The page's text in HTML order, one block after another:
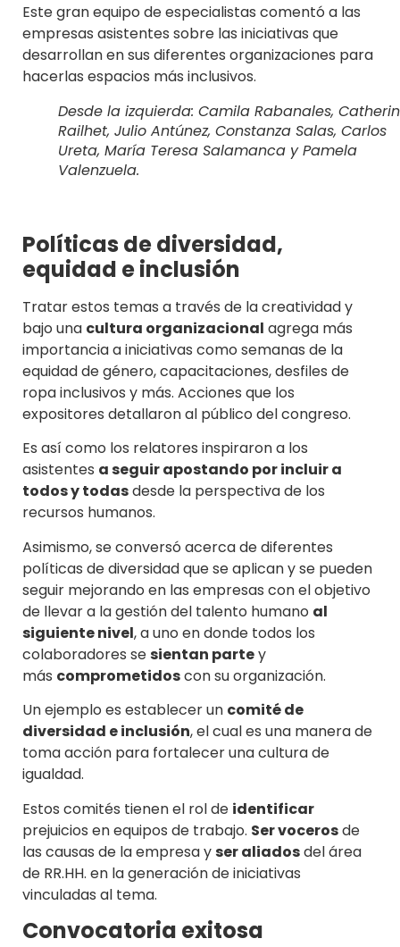
Este gran equipo de especialistas comentó a las
empresas asistentes sobre las iniciativas que
desarrollan en sus diferentes organizaciones para
hacerlas espacios más inclusivos.
Desde la izquierda: Camila Rabanales,
Railhet, Julio Antúnez, Constanza Salas, Carlos
Ureta, María Teresa Salamanca y Pamela
Valenzuela.
Políticas de diversidad,
equidad e inclusión
Tratar estos temas a través de la creatividad y
bajo una cultura organizacional agrega más
importancia a iniciativas como semanas de la
equidad de género, capacitaciones, desfiles de
ropa inclusivos y más. Acciones que los
expositores detallaron al público del congreso.
Es así como los relatores inspiraron a los
asistentes a seguir apostando por incluir a
todos y todasdesde la perspectiva de los
recursos humanos.
Asimismo, se conversó acerca de diferentes
políticas de diversidad que se aplican y se pueden
seguir mejorando en las empresas con el objetivo
de llevar a la gestión del talento humano al
siguiente nivel, a uno en donde todos los
colaboradores sesientan partey
más comprometidoscon su organización.
Un ejemplo es establecer un comité de
diversidad e inclusión, el cual es una manera de
toma acción para fortalecer una cultura de
igualdad.
Estos comités tienen el rol de identificar
prejuicios en equipos de trabajo. Ser vocerosde
las causas de la empresa yser aliadosdel área
de RR.HH. en la generación de iniciativas
vinculadas al tema.
Convocatoria exitosa